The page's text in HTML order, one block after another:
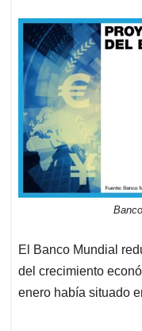
El Banco Mundial
del crecimiento
enero había situado